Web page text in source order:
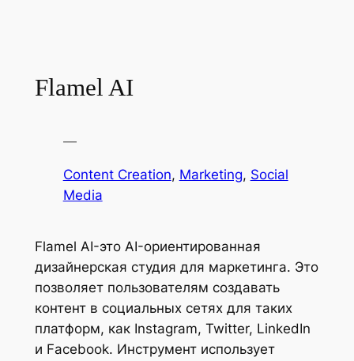
Flamel AI
—
Content Creation, Marketing, Social
Media
Flamel AI-это AI-ориентированная
дизайнерская студия для маркетинга. Это
позволяет пользователям создавать
контент в социальных сетях для таких
платформ, как Instagram, Twitter, LinkedIn
и Facebook. Инструмент использует